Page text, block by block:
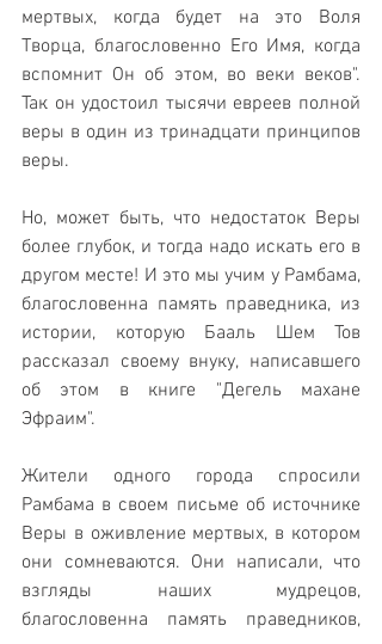
мертвых, когда будет на это Воля
Творца, благословенно Его Имя, когда
вспомнит Он об этом, во веки веков".
Так он удостоил тысячи евреев полной
веры в один из тринадцати принципов
веры.
Но, может быть, что недостаток Веры
более глубок, и тогда надо искать его в
другом месте! И это мы учим у Рамбама,
благословенна память праведника, из
истории, которую Бааль Шем Тов
рассказал своему внуку, написавшего
об этом в книге "Дегель махане
Эфраим".
Жители одного города спросили
Рамбама в своем письме об источнике
Веры в оживление мертвых, в котором
они сомневаются. Они написали, что
взгляды наших мудрецов,
благословенна память праведников,